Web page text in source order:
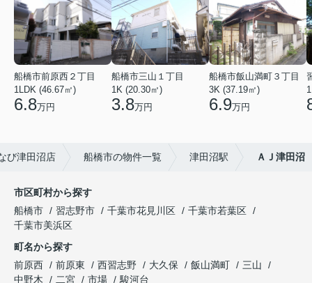
船橋市前原西２丁目
1LDK (46.67㎡)
6.8万円
船橋市三山１丁目
1K (20.30㎡)
3.8万円
船橋市飯山満町３丁目
3K (37.19㎡)
6.9万円
び津田沼店 船橋市の物件一覧 津田沼駅 ＡＪ津田沼
市区町村から探す
船橋市
習志野市 千葉市花見川区
千葉市若葉区
千葉市美浜区
町名から探す
前原西
前原東 西習志野 大久保 飯山満町
三山
中野木
二宮 市場
駿河台